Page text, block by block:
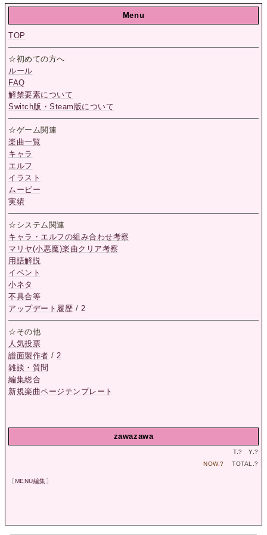
Menu
TOP
☆初めての方へ
ルール
FAQ
解禁要素について
Switch版・Steam版について
☆ゲーム関連
楽曲一覧
キャラ
エルフ
イラスト
ムービー
実績
☆システム関連
キャラ・エルフの組み合わせ考察
マリヤ(小悪魔)楽曲クリア考察
用語解説
イベント
小ネタ
不具合等
アップデート履歴 / 2
☆その他
人気投票
譜面製作者 /2
雑談・質問
編集総合
新規楽曲ページテンプレート
zawazawa
T.? Y.?
NOW.? TOTAL.?
〔MENU編集〕